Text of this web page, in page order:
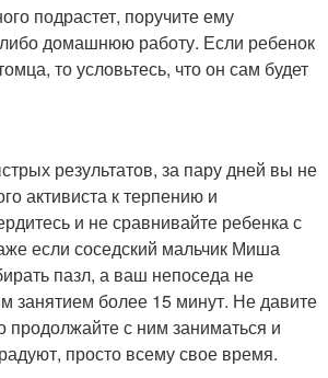
подрастет, поручите ему
домашнюю работу. Если ребенок
то условьтесь, что он сам будет
результатов, за пару дней вы не
активиста к терпению и
и не сравнивайте ребенка с
если соседский мальчик Миша
пазл, а ваш непоседа не
занятием более 15 минут. Не давите
с ним заниматься и
просто всему свое время.